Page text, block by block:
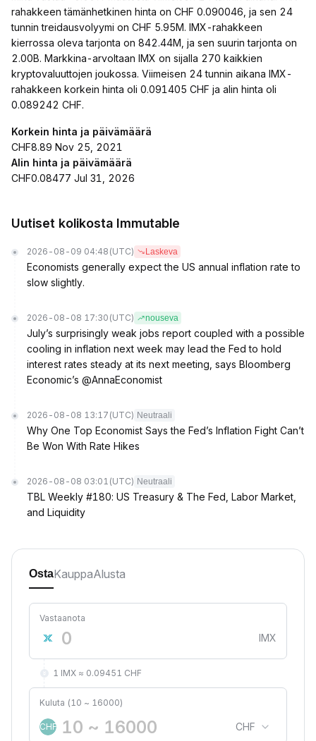
rahakkeen tämänhetkinen hinta on CHF 0.090046, ja sen 24
tunnin treidausvolyymi on CHF 5.95M. IMX-rahakkeen
kierrossa oleva tarjonta on 842.44M, ja sen suurin tarjonta on
2.00B. Markkina-arvoltaan IMX on sijalla 270 kaikkien
kryptovaluuttojen joukossa. Viimeisen 24 tunnin aikana IMX-
rahakkeen korkein hinta oli 0.091405 CHF ja alin hinta oli
0.089242 CHF.
Korkein hinta ja päivämäärä
CHF8.89 Nov 25, 2021
Alin hinta ja päivämäärä
CHF0.08477 Jul 31, 2026
Uutiset kolikosta Immutable
2026-08-09 04:48 (UTC) Laskeva
Economists generally expect the US annual inflation rate to
slow slightly.
2026-08-08 17:30 (UTC) nouseva
July’s surprisingly weak jobs report coupled with a possible
cooling in inflation next week may lead the Fed to hold
interest rates steady at its next meeting, says Bloomberg
Economic’s @AnnaEconomist
2026-08-08 13:17 (UTC) Neutraali
Why One Top Economist Says the Fed’s Inflation Fight Can’t
Be Won With Rate Hikes
2026-08-08 03:01 (UTC) Neutraali
TBL Weekly #180: US Treasury & The Fed, Labor Market,
and Liquidity
OstaKauppaAlusta
Vastaanota
IMX
1 IMX ≈ 0.09451 CHF
Kuluta (10 ~ 16000)
CHF CHF